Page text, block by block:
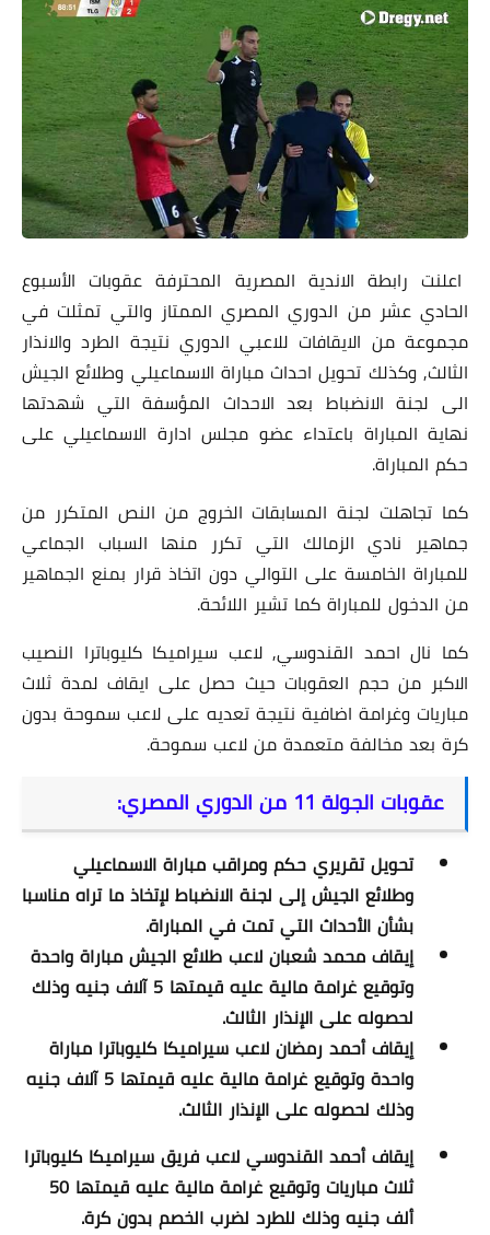
اعلنت رابطة الاندية المصرية المحترفة عقوبات الأسبوع
الحادي عشر من الدوري المصري الممتاز والتي تمثلت في
مجموعة من الايقافات للاعبي الدوري نتيجة الطرد والانذار
الثالث, وكذلك تحويل احداث مباراة الاسماعيلي وطلائع الجيش
الى لجنة الانضباط بعد الاحداث المؤسفة التي شهدتها
نهاية المباراة باعتداء عضو مجلس ادارة الاسماعيلي على
حكم المباراة.
كما تجاهلت لجنة المسابقات الخروج من النص المتكرر من
جماهير نادي الزمالك التي تكرر منها السباب الجماعي
للمباراة الخامسة على التوالي دون اتخاذ قرار بمنع الجماهير
من الدخول للمباراة كما تشير اللائحة.
كما نال احمد القندوسي, لاعب سيراميكا كليوباترا النصيب
الاكبر من حجم العقوبات حيث حصل على ايقاف لمدة ثلاث
مباريات وغرامة اضافية نتيجة تعديه على لاعب سموحة بدون
كرة بعد مخالفة متعمدة من لاعب سموحة.
عقوبات الجولة 11 من الدوري المصري:
تحويل تقريري حكم ومراقب مباراة الاسماعيلي
وطلائع الجيش إلى لجنة الانضباط لإتخاذ ما تراه مناسبا
بشأن الأحداث التي تمت في المباراة.
إيقاف محمد شعبان لاعب طلائع الجيش مباراة واحدة
وتوقيع غرامة مالية عليه قيمتها 5 آلاف جنيه وذلك
لحصوله على الإنذار الثالث.
إيقاف أحمد رمضان لاعب سيراميكا كليوباترا مباراة
واحدة وتوقيع غرامة مالية عليه قيمتها 5 آلاف جنيه
وذلك لحصوله على الإنذار الثالث.
إيقاف أحمد القندوسي لاعب فريق سيراميكا كليوباترا
ثلاث مباريات وتوقيع غرامة مالية عليه قيمتها 50
ألف جنيه وذلك للطرد لضرب الخصم بدون كرة.